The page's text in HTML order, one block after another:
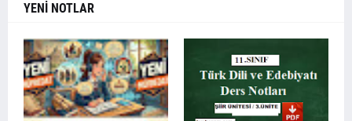
YENİ NOTLAR